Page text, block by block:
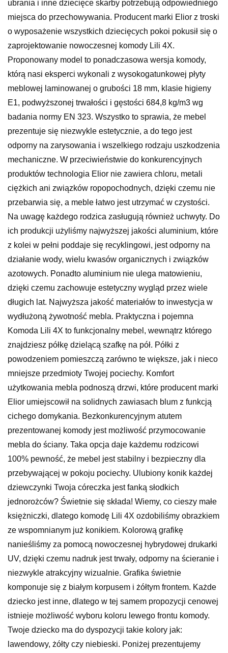
ubrania i inne dziecięce skarby potrzebują odpowiedniego
miejsca do przechowywania. Producent marki Elior z troski
o wyposażenie wszystkich dziecięcych pokoi pokusił się o
zaprojektowanie nowoczesnej komody Lili 4X.
Proponowany model to ponadczasowa wersja komody,
którą nasi eksperci wykonali z wysokogatunkowej płyty
meblowej laminowanej o grubości 18 mm, klasie higieny
E1, podwyższonej trwałości i gęstości 684,8 kg/m3 wg
badania normy EN 323. Wszystko to sprawia, że mebel
prezentuje się niezwykle estetycznie, a do tego jest
odporny na zarysowania i wszelkiego rodzaju uszkodzenia
mechaniczne. W przeciwieństwie do konkurencyjnych
produktów technologia Elior nie zawiera chloru, metali
ciężkich ani związków ropopochodnych, dzięki czemu nie
przebarwia się, a meble łatwo jest utrzymać w czystości.
Na uwagę każdego rodzica zasługują również uchwyty. Do
ich produkcji użyliśmy najwyższej jakości aluminium, które
z kolei w pełni poddaje się recyklingowi, jest odporny na
działanie wody, wielu kwasów organicznych i związków
azotowych. Ponadto aluminium nie ulega matowieniu,
dzięki czemu zachowuje estetyczny wygląd przez wiele
długich lat. Najwyższa jakość materiałów to inwestycja w
wydłużoną żywotność mebla. Praktyczna i pojemna
Komoda Lili 4X to funkcjonalny mebel, wewnątrz którego
znajdziesz półkę dzielącą szafkę na pół. Półki z
powodzeniem pomieszczą zarówno te większe, jak i nieco
mniejsze przedmioty Twojej pociechy. Komfort
użytkowania mebla podnoszą drzwi, które producent marki
Elior umiejscowił na solidnych zawiasach blum z funkcją
cichego domykania. Bezkonkurencyjnym atutem
prezentowanej komody jest możliwość przymocowanie
mebla do ściany. Taka opcja daje każdemu rodzicowi
100% pewność, że mebel jest stabilny i bezpieczny dla
przebywającej w pokoju pociechy. Ulubiony konik każdej
dziewczynki Twoja córeczka jest fanką słodkich
jednorożców? Świetnie się składa! Wiemy, co cieszy małe
księżniczki, dlatego komodę Lili 4X ozdobiliśmy obrazkiem
ze wspomnianym już konikiem. Kolorową grafikę
nanieśliśmy za pomocą nowoczesnej hybrydowej drukarki
UV, dzięki czemu nadruk jest trwały, odporny na ścieranie i
niezwykle atrakcyjny wizualnie. Grafika świetnie
komponuje się z białym korpusem i żółtym frontem. Każde
dziecko jest inne, dlatego w tej samem propozycji cenowej
istnieje możliwość wyboru koloru lewego frontu komody.
Twoje dziecko ma do dyspozycji takie kolory jak:
lawendowy, żółty czy niebieski. Poniżej prezentujemy